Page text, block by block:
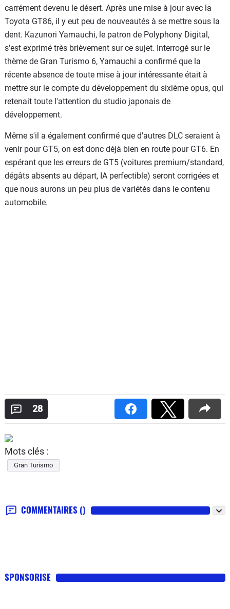
carrément devenu le désert. Après une mise à jour avec la
Toyota GT86, il y eut peu de nouveautés à se mettre sous la
dent. Kazunori Yamauchi, le patron de Polyphony Digital,
s'est exprimé très brièvement sur ce sujet. Interrogé sur le
thème de Gran Turismo 6, Yamauchi a confirmé que la
récente absence de toute mise à jour intéressante était à
mettre sur le compte du développement du sixième opus, qui
retenait toute l'attention du studio japonais de
développement.
Même s'il a également confirmé que d'autres DLC seraient à
venir pour GT5, on est donc déjà bien en route pour GT6. En
espérant que les erreurs de GT5 (voitures premium/standard,
dégâts absents au départ, IA perfectible) seront corrigées et
que nous aurons un peu plus de variétés dans le contenu
automobile.
28
Mots clés :
Gran Turismo
COMMENTAIRES ()
SPONSORISE